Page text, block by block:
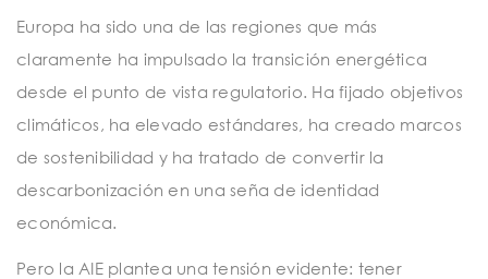
Europa ha sido una de las regiones que más
claramente ha impulsado la transición energética
desde el punto de vista regulatorio. Ha fijado objetivos
climáticos, ha elevado estándares, ha creado marcos
de sostenibilidad y ha tratado de convertir la
descarbonización en una seña de identidad
económica.
Pero la AIE plantea una tensión evidente: tener